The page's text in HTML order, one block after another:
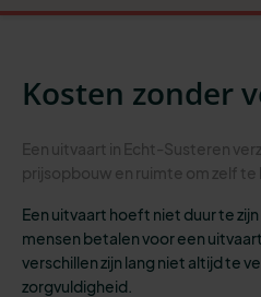
Kosten zonder
Een uitvaart in Echt-Susteren
prijsopbouw en ruimte om zelf te
Een uitvaart hoeft niet duur te
mensen betalen voor een
verschillen zijn lang niet altijd te
zorgvuldigheid.